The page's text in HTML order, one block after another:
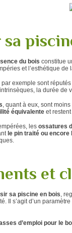
du bois constitue
et l’esthétique
par exemple sont
la durée de
, quant à eux, sont
équivalenteet restent
les ossatures
le pin traité ou encore
et
sa piscine en bois,
Il s’agit d’un
d’emploi pour le